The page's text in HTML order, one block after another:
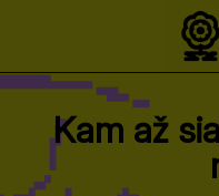
Kam až